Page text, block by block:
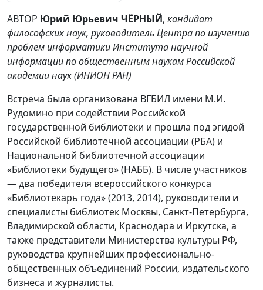
АВТОР Юрий Юрьевич ЧЁРНЫЙ, кандидат
философских наук, руководитель Центра по изучению
проблем информатики Института научной
информации по общественным наукам Российской
академии наук (ИНИОН РАН)
Встреча была организована ВГБИЛ имени М.И.
Рудомино при содействии Российской
государственной библиотеки и прошла под эгидой
Российской библиотечной ассоциации (РБА) и
Национальной библиотечной ассоциации
«Библиотеки будущего» (НАББ). В числе участников
— два победителя всероссийского конкурса
«Библиотекарь года» (2013, 2014), руководители и
специалисты библиотек Москвы, Санкт-Петербурга,
Владимирской области, Краснодара и Иркутска, а
также представители Министерства культуры РФ,
руководства крупнейших профессионально-
общественных объединений России, издательского
бизнеса и журналисты.